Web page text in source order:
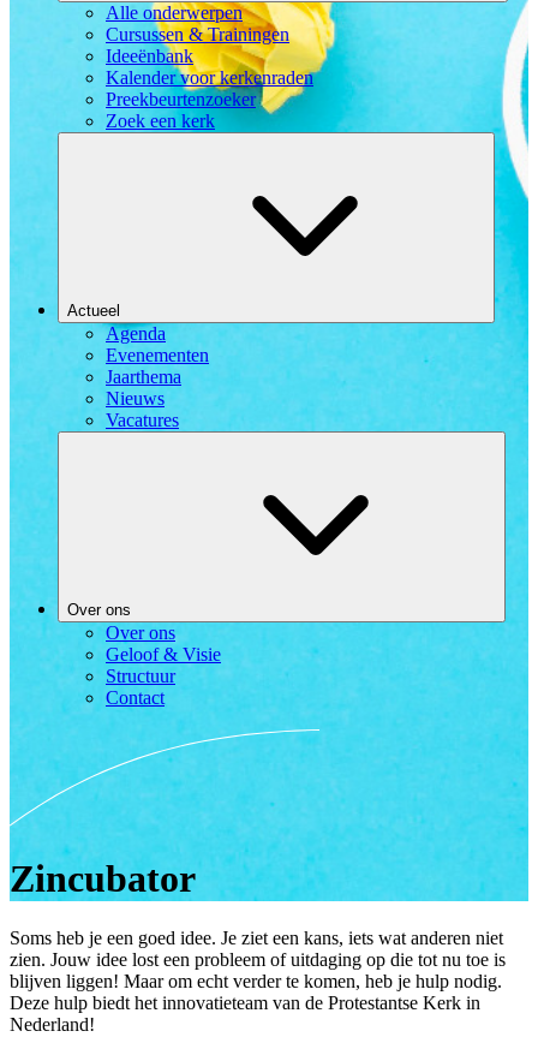
Alle onderwerpen
Cursussen & Trainingen
Ideeënbank
Kalender voor kerkenraden
Preekbeurtenzoeker
Zoek een kerk
Actueel
Agenda
Evenementen
Jaarthema
Nieuws
Vacatures
Over ons
Over ons
Geloof & Visie
Structuur
Contact
Zincubator
Soms heb je een goed idee. Je ziet een kans, iets wat anderen niet
zien. Jouw idee lost een probleem of uitdaging op die tot nu toe is
blijven liggen! Maar om echt verder te komen, heb je hulp nodig.
Deze hulp biedt het innovatieteam van de Protestantse Kerk in
Nederland!